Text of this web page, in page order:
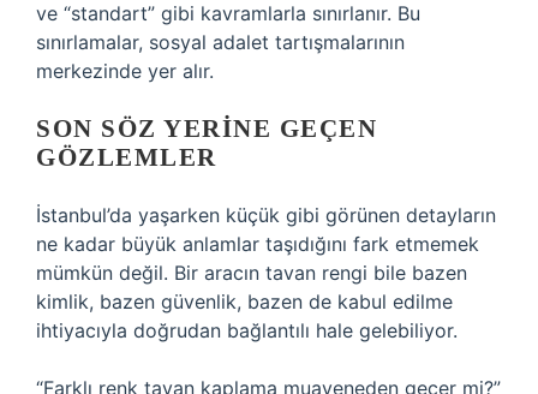
ve “standart” gibi kavramlarla sınırlanır. Bu
sınırlamalar, sosyal adalet tartışmalarının
merkezinde yer alır.
SON SÖZ YERINE GEÇEN
GÖZLEMLER
İstanbul’da yaşarken küçük gibi görünen detayların
ne kadar büyük anlamlar taşıdığını fark etmemek
mümkün değil. Bir aracın tavan rengi bile bazen
kimlik, bazen güvenlik, bazen de kabul edilme
ihtiyacıyla doğrudan bağlantılı hale gelebiliyor.
“Farklı renk tavan kaplama muayeneden geçer mi?”